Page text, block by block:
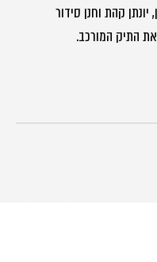
קהת וחנן סידור
התיק המורכב.